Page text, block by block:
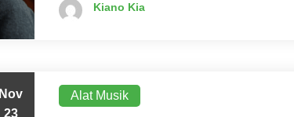
Kiano Kia
Nov
23
Alat Musik